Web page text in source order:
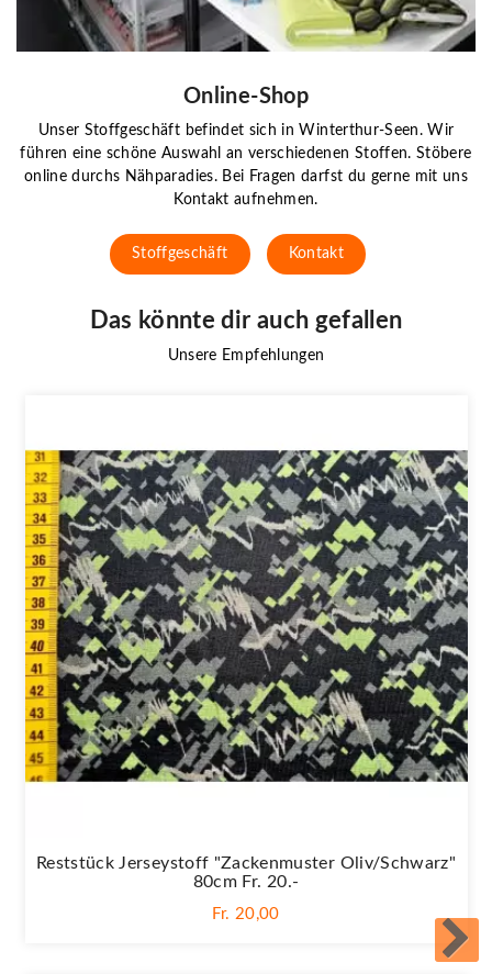
Online-Shop
Unser Stoffgeschäft befindet sich in Winterthur-Seen. Wir
führen eine schöne Auswahl an verschiedenen Stoffen. Stöbere
online durchs Nähparadies. Bei Fragen darfst du gerne mit uns
Kontakt aufnehmen.
Stoffgeschäft Kontakt
Das könnte dir auch gefallen
Unsere Empfehlungen
Reststück Jerseystoff "Zackenmuster Oliv/schwarz"
80cm Fr. 20.-
Fr. 20,00